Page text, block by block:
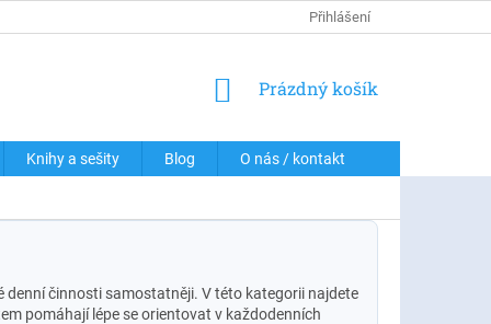
PODMÍNKY OCHRANY OSOBNÍCH ÚDAJŮ
Přihlášení
NÁKUPNÍ
Prázdný košík
Knihy a sešity Blog O nás / kontakt
denní činnosti samostatněji. V této kategorii najdete
pomáhají lépe se orientovat v každodenních